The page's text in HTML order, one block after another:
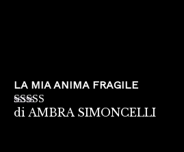
LA MIA ANIMA FRAGILE
Valutato5su
di AMBRA SIMONCELLI